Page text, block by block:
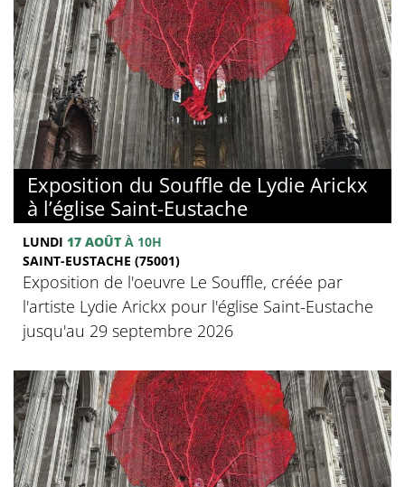
Exposition du Souffle de Lydie Arickx
à l’église Saint-Eustache
LUNDI 17 AOÛT À 10H
SAINT-EUSTACHE (75001)
Exposition de l'oeuvre Le Souffle, créée par
l'artiste Lydie Arickx pour l'église Saint-Eustache
jusqu'au 29 septembre 2026